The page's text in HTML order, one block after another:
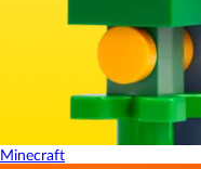
Minecraft